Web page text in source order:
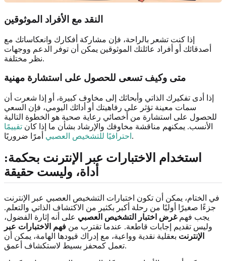
النقد مع الأفراد الموثوقين
إذا كنت تشعر بالراحة، فإن مشاركة أفكارك وانعكاساتك مع
أصدقائك أو أفراد عائلتك الموثوقين يمكن أن توفر الدعم ووجهات
نظر مختلفة.
متى وكيف تسعى للحصول على استشارة مهنية
إذا أدى تفكيرك الذاتي وأبحاثك إلى مخاوف كبيرة، أو إذا شعرت أن
سمات معينة تؤثر على رفاهيتك أو أدائك اليومي، فإن السعي
للحصول على استشارة من أخصائي رعاية صحية هو الخطوة التالية
الأنسب. يمكنهم مناقشة مخاوفك والإرشاد بشأن ما إذا كان تقييمًا
احترافيًا للتشخيص العصبي أمرًا ضروريًا.
استخدام الاختبارات عبر الإنترنت بحكمة:
أداة، وليست حقيقة
في الختام، يمكن أن تكون اختبارات التشخيص العصبي عبر الإنترنت
جزءًا صغيرًا أوليًا من رحلة أكبر بكثير من الاكتشاف الذاتي والتعلم.
يجب فهمغرض اختبار التشخيص العصبي على أنه إثارة الفضول،
وليس تقديم إجابات قاطعة. عندما تقترب من فهم الاختبارات عبر
الإنترنت بعقلية نقدية وواعية، مع إدراك قيودها الهامة، يمكن أن
تعمل كمحفز بسيط لاستكشاف أعمق.